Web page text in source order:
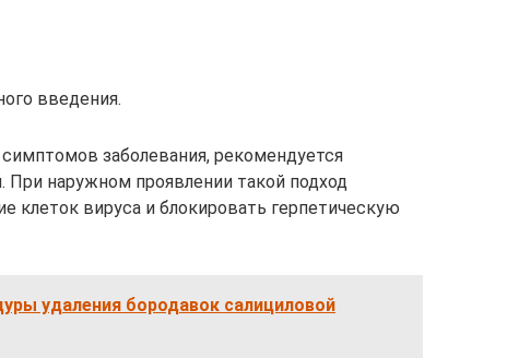
введения.
заболевания, рекомендуется
наружном проявлении такой подход
клеток вируса и блокировать герпетическую
удаления бородавок салициловой